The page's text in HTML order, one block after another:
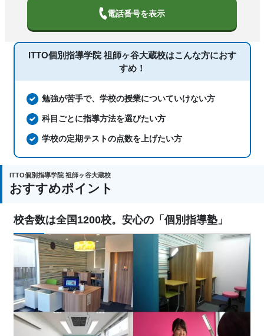
電話番号を表示
ITTO個別指導学院 祖師ヶ谷大蔵校はこんな方におす
すめ！
勉強が苦手で、学校の授業についていけない方
科目ごとに指導方法を選びたい方
学校の定期テストの点数を上げたい方
ITTO個別指導学院 祖師ヶ谷大蔵校
おすすめポイント
校舎数は全国1200校。安心の「個別指導塾」